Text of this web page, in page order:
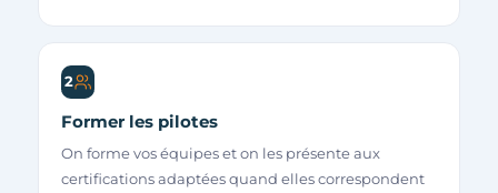
2
Former les pilotes
On forme vos équipes et on les présente aux
certifications adaptées quand elles correspondent